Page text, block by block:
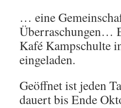
… eine
Überraschungen…
Kafé Kampschulte
eingeladen.
Geöffnet ist jeden
dauert bis Ende